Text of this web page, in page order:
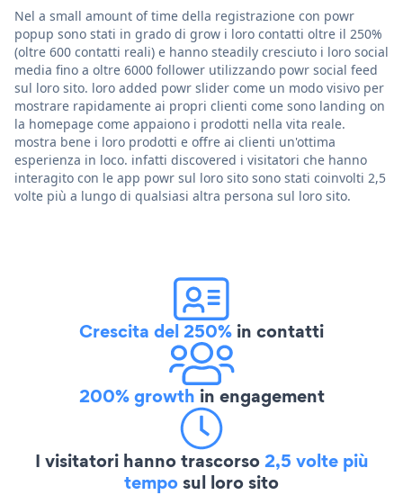
Nel a small amount of time della registrazione con powr
popup sono stati in grado di grow i loro contatti oltre il 250%
(oltre 600 contatti reali) e hanno steadily cresciuto i loro social
media fino a oltre 6000 follower utilizzando powr social feed
sul loro sito. loro added powr slider come un modo visivo per
mostrare rapidamente ai propri clienti come sono landing on
la homepage come appaiono i prodotti nella vita reale.
mostra bene i loro prodotti e offre ai clienti un'ottima
esperienza in loco. infatti discovered i visitatori che hanno
interagito con le app powr sul loro sito sono stati coinvolti 2,5
volte più a lungo di qualsiasi altra persona sul loro sito.
Crescita del 250% in contatti
200% growth in engagement
I visitatori hanno trascorso2,5 volte più
temposul loro sito